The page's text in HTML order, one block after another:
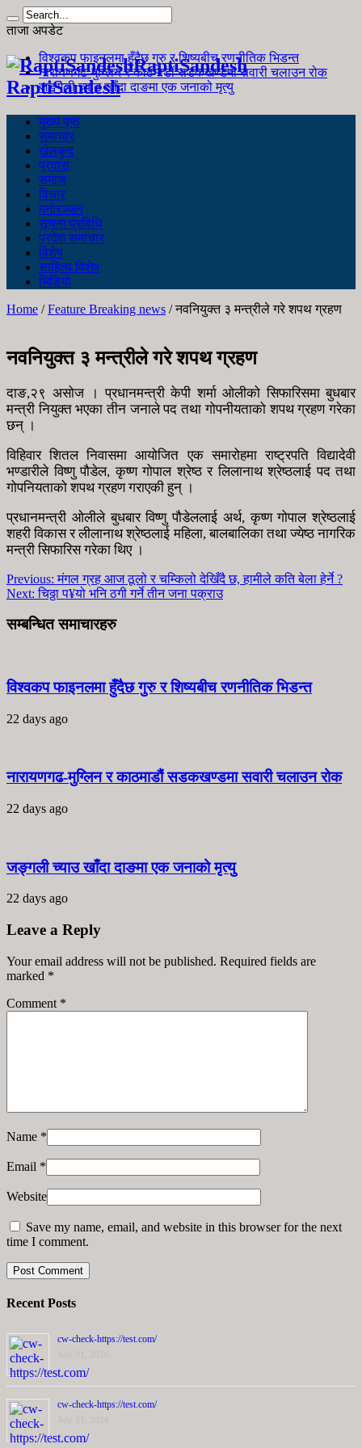
ताजा अपडेट
विश्वकप फाइनलमा हुँदैछ गुरु र शिष्यबीच रणनीतिक भिडन्त
नारायणगढ-मुग्लिन र काठमाडौं सडकखण्डमा सवारी चलाउन रोक
जङ्गली च्याउ खाँदा दाङमा एक जनाको मृत्यु
RaptiSandesh
RaptiSandesh
मुख्य पृष्ठ
समाचार
खेलकुद
प्रवास
समाज
विचार
मनोरञ्जन
सूचना प्रविधि
प्रदेश समाचार
विशेष
साहित्य विशेष
भिडियो
Home /Feature Breaking news /नवनियुक्त ३ मन्त्रीले गरे शपथ ग्रहण
नवनियुक्त ३ मन्त्रीले गरे शपथ ग्रहण
दाङ,२९ असोज । प्रधानमन्त्री केपी शर्मा ओलीको सिफारिसमा बुधबार
मन्त्री नियुक्त भएका तीन जनाले पद तथा गोपनीयताको शपथ ग्रहण गरेका
छन् ।
विहिवार शितल निवासमा आयोजित एक समारोहमा राष्ट्रपति विद्यादेवी
भण्डारीले विष्णु पौडेल, कृष्ण गोपाल श्रेष्ठ र लिलानाथ श्रेष्ठलाई पद तथा
गोपनियताको शपथ ग्रहण गराएकी हुन् ।
प्रधानमन्त्री ओलीले बुधबार विष्णु पौडेललाई अर्थ, कृष्ण गोपाल श्रेष्ठलाई
शहरी विकास र लीलानाथ श्रेष्ठलाई महिला, बालबालिका तथा ज्येष्ठ नागरिक
मन्त्री सिफारिस गरेका थिए ।
Previous: मंगल ग्रह आज ठूलो र चम्किलो देखिँदै छ, हामीले कति बेला हेर्ने ?
Next: चिठ्ठा प¥यो भनि ठगी गर्ने तीन जना पक्राउ
सम्बन्धित समाचारहरु
विश्वकप फाइनलमा हुँदैछ गुरु र शिष्यबीच रणनीतिक भिडन्त
22 days ago
नारायणगढ-मुग्लिन र काठमाडौं सडकखण्डमा सवारी चलाउन रोक
22 days ago
जङ्गली च्याउ खाँदा दाङमा एक जनाको मृत्यु
22 days ago
Leave a Reply
Your email address will not be published. Required fields are
marked *
Comment *
Name *
Email *
Website
Save my name, email, and website in this browser for the next
time I comment.
Recent Posts
cw-check-https://test.com/
cw-check-https://test.com/